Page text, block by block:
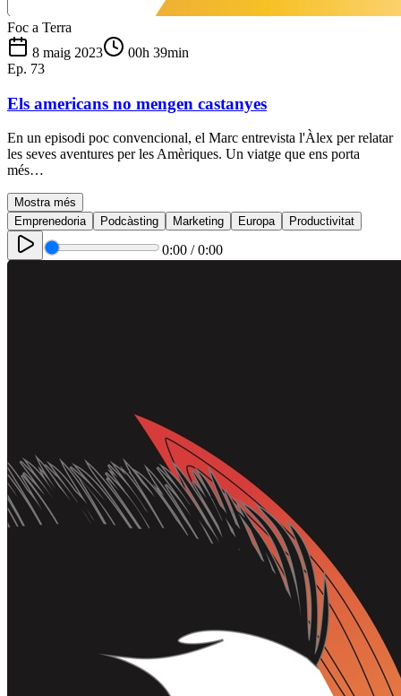
Foc a Terra
8 maig 2023
00h 39min
Ep. 73
Els americans no mengen castanyes
En un episodi poc convencional, el Marc entrevista l'Àlex per relatar
les seves aventures per les Amèriques. Un viatge que ens porta
més…
Mostra més
Emprenedoria
Podcàsting Marketing Europa Productivitat
0:00 /0:00